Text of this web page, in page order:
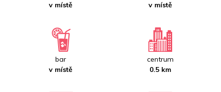
v místě
v místě
bar
v místě
centrum
0.5 km